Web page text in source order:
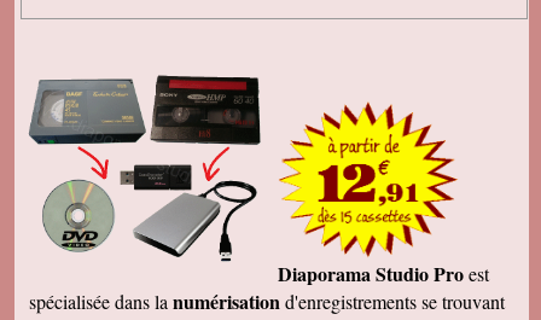
Diaporama Studio Proest
spécialisée dans la numérisationd'enregistrements se trouvant